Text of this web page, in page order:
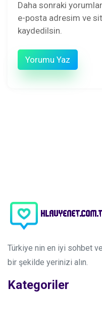
Daha sonraki
e-posta adresim ve
kaydedilsin.
Türkiye nin en iyi sohbet
bir şekilde yerinizi alın.
Kategoriler